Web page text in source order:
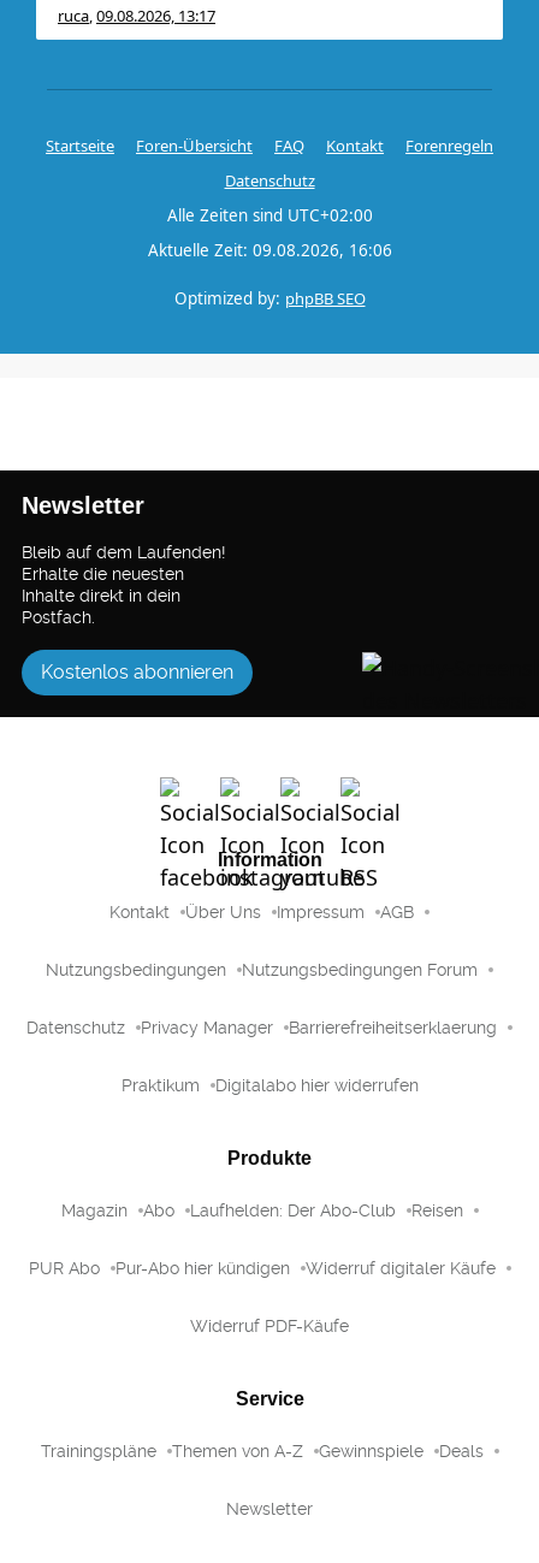
ruca,09.08.2026, 13:17
Startseite Foren-Übersicht FAQ Kontakt
Forenregeln
Datenschutz
Alle Zeiten sind UTC+02:00
Aktuelle Zeit: 09.08.2026, 16:06
Optimized by: phpBB SEO
Newsletter
Bleib auf dem Laufenden!
Erhalte die neuesten
Inhalte direkt in dein
Postfach.
Kostenlos abonnieren
Information
Kontakt Über Uns Impressum AGB
Nutzungsbedingungen Nutzungsbedingungen Forum
Datenschutz Privacy Manager Barrierefreiheitserklaerung
Praktikum Digitalabo hier widerrufen
Produkte
Magazin Abo Laufhelden: Der Abo-Club Reisen
PUR Abo Pur-Abo hier kündigen Widerruf digitaler Käufe
Widerruf PDF-Käufe
Service
Trainingspläne Themen von A-Z Gewinnspiele Deals
Newsletter